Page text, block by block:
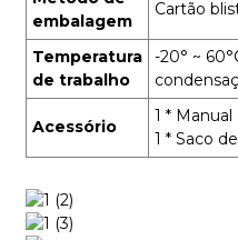
embalagem
Cartão
Temperatura
de trabalho
-20° ~
Acessório
1 *
1 * Saco